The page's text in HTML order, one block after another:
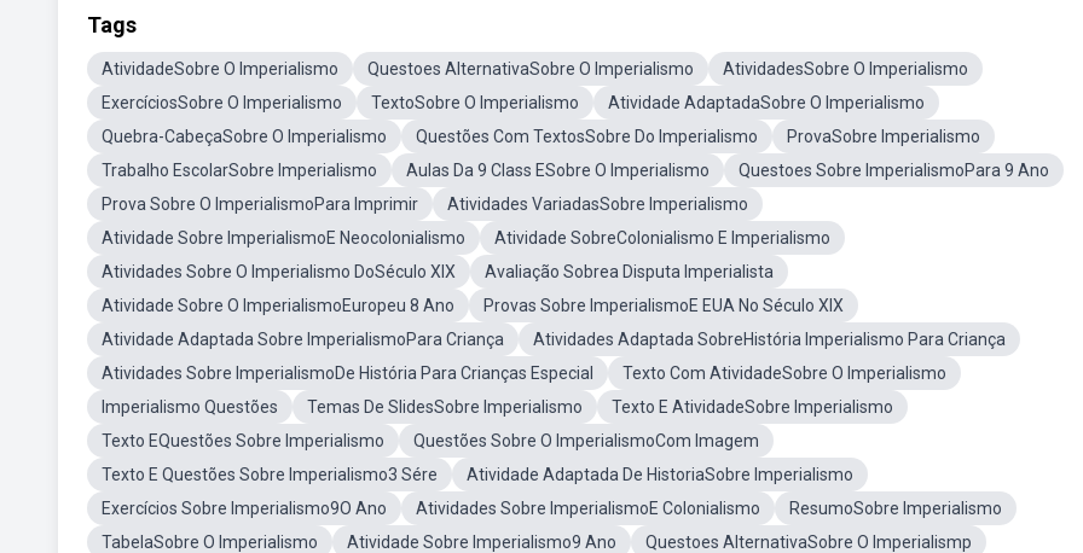
Tags
AtividadeSobre O Imperialismo Questoes AlternativaSobre O Imperialismo
AtividadesSobre O Imperialismo
ExercíciosSobre O Imperialismo
TextoSobre O Imperialismo
Atividade AdaptadaSobre O Imperialismo
Quebra-CabeçaSobre O Imperialismo
Questões Com TextosSobre Do Imperialismo
ProvaSobre Imperialismo
Trabalho EscolarSobre Imperialismo
Aulas Da 9 Class ESobre O Imperialismo
Questoes Sobre ImperialismoPara 9 Ano
Prova Sobre O ImperialismoPara Imprimir
Atividades VariadasSobre Imperialismo
Atividade Sobre ImperialismoE Neocolonialismo
Atividade SobreColonialismo E Imperialismo
Atividades Sobre O Imperialismo DoSéculo XIX
Avaliação Sobrea Disputa Imperialista
Atividade Sobre O ImperialismoEuropeu 8 Ano
Provas Sobre ImperialismoE EUA No Século XIX
Atividade Adaptada Sobre ImperialismoPara Criança
Atividades Adaptada SobreHistória Imperialismo Para Criança
Atividades Sobre ImperialismoDe História Para Crianças Especial
Texto Com AtividadeSobre O Imperialismo
Imperialismo Questões
Temas De SlidesSobre Imperialismo
Texto E AtividadeSobre Imperialismo
Texto EQuestões Sobre Imperialismo
Questões Sobre O ImperialismoCom Imagem
Texto E Questões Sobre Imperialismo3 Sére
Atividade Adaptada De HistoriaSobre Imperialismo
Exercícios Sobre Imperialismo9O Ano
Atividades Sobre ImperialismoE Colonialismo
ResumoSobre Imperialismo
TabelaSobre O Imperialismo
Atividade Sobre Imperialismo9 Ano
Questoes AlternativaSobre O Imperialismp